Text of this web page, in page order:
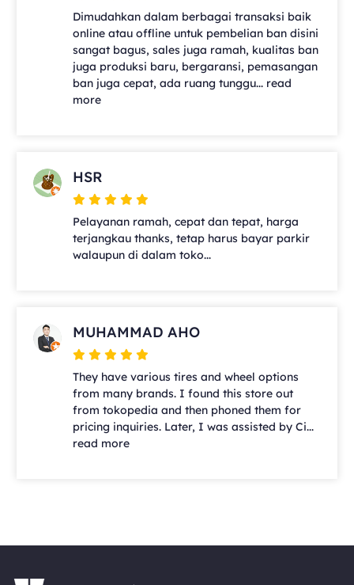
Dimudahkan dalam berbagai transaksi baik
online atau offline untuk pembelian ban disini
sangat bagus, sales juga ramah, kualitas ban
juga produksi baru, bergaransi, pemasangan
ban juga cepat, ada ruang tunggu... read
more
HSR
Pelayanan ramah, cepat dan tepat, harga
terjangkau thanks, tetap harus bayar parkir
walaupun di dalam toko...
MUHAMMAD AHO
They have various tires and wheel options
from many brands. I found this store out
from tokopedia and then phoned them for
pricing inquiries. Later, I was assisted by Ci...
read more